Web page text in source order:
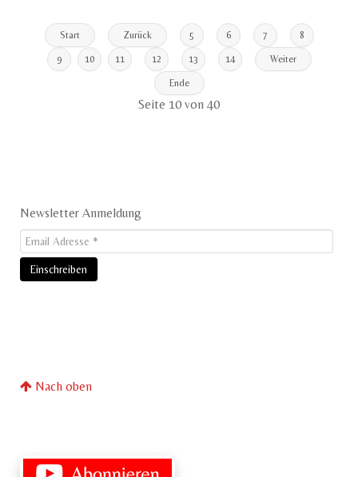
Start Zurück 5 6 7 8
9 10 11 12 13 14 Weiter
Ende
Seite 10 von 40
Newsletter Anmeldung
Nach oben